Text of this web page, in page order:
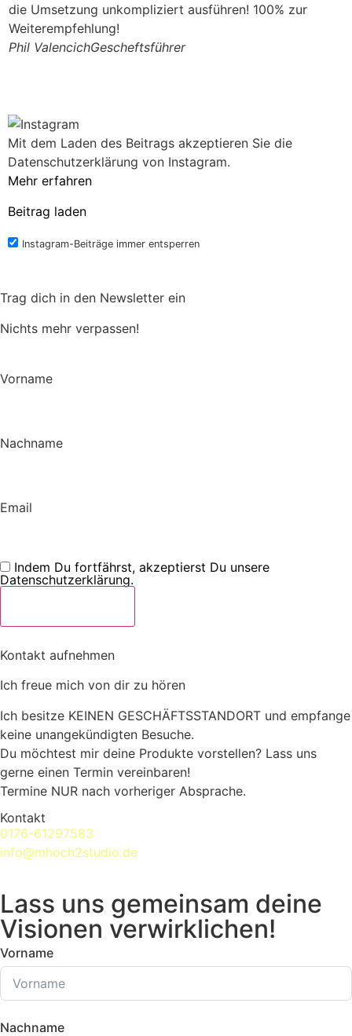
die Umsetzung unkompliziert ausführen! 100% zur
Weiterempfehlung!
Phil ValencichGescheftsführer
Mit dem Laden des Beitrags akzeptieren Sie die
Datenschutzerklärung von Instagram.
Mehr erfahren
Beitrag laden
Instagram-Beiträge immer entsperren
Trag dich in den Newsletter ein
Nichts mehr verpassen!
Vorname
Nachname
Email
Indem Du fortfährst, akzeptierst Du unsere
Datenschutzerklärung.
Kontakt aufnehmen
Ich freue mich von dir zu hören
Ich besitze KEINEN GESCHÄFTSSTANDORT und empfange
keine unangekündigten Besuche.
Du möchtest mir deine Produkte vorstellen? Lass uns
gerne einen Termin vereinbaren!
Termine NUR nach vorheriger Absprache.
Kontakt
0176-61297583
info@mhoch2studio.de
Lass uns gemeinsam deine
Visionen verwirklichen!
Vorname
Nachname